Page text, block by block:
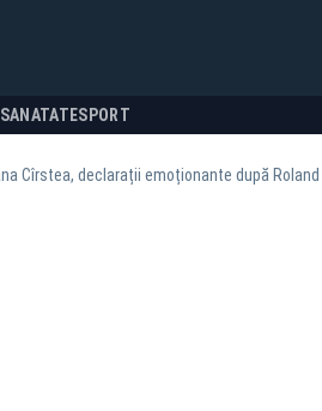
SANATATESPORT
Cîrstea, declarații emoționante după